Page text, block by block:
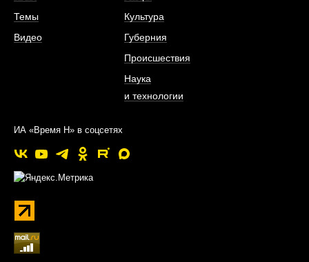
Темы
Видео
Культура
Губерния
Происшествия
Наука
и технологии
ИА «Время Н» в соцсетях